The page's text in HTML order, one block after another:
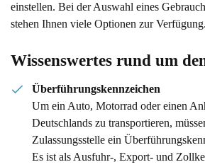
einstellen. Bei der Auswahl eines
stehen Ihnen viele Optionen zur Verfügung.
Wissenswertes rund um
Überführungskennzeichen
Um ein Auto, Motorrad oder einen
Deutschlands zu transportieren,
Zulassungsstelle ein
Es ist als Ausfuhr-, Export- und